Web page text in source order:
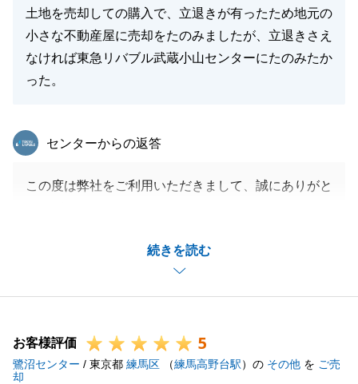
土地を売却しての購入で、立退きが有ったため地元の
小さな不動産屋に売却をたのみましたが、立退きさえ
なければ東急リバブル武蔵小山センターにたのみたか
った。
続きを読む
東急リバブル
センターからの返答
この度は弊社をご利用いただきまして、誠にありがと
光栄に感じております。
また、良い物件に巡り合うことができとても嬉しく思
っております。
す。
お客様評価 5
鷺沼センター / 東京都 練馬区 （練馬高野台駅）の その他 を ご売
却